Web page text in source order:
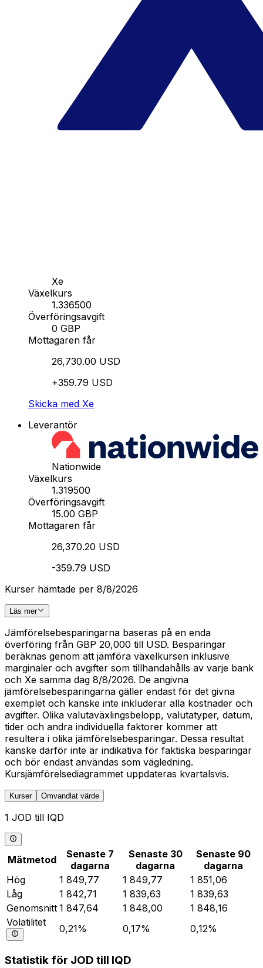
Xe
Växelkurs
1.336500
Överföringsavgift
0 GBP
Mottagaren får
26,730.00 USD
+359.79 USD
Skicka med Xe
Leverantör
Nationwide
Växelkurs
1.319500
Överföringsavgift
15.00 GBP
Mottagaren får
26,370.20 USD
-359.79 USD
Kurser hämtade per 8/8/2026
Läs mer
Jämförelsebesparingarna baseras på en enda
överföring från GBP 20,000 till USD. Besparingar
beräknas genom att jämföra växelkursen inklusive
marginaler och avgifter som tillhandahålls av varje bank
och Xe samma dag 8/8/2026. De angivna
jämförelsebesparingarna gäller endast för det givna
exemplet och kanske inte inkluderar alla kostnader och
avgifter. Olika valutaväxlingsbelopp, valutatyper, datum,
tider och andra individuella faktorer kommer att
resultera i olika jämförelsebesparingar. Dessa resultat
kanske därför inte är indikativa för faktiska besparingar
och bör endast användas som vägledning.
Kursjämförelsediagrammet uppdateras kvartalsvis.
Kurser Omvandlat värde
1 JOD till IQD
Mätmetod
Senaste 7
dagarna
Senaste 30
dagarna
Senaste 90
dagarna
Hög
1 849,77 1 849,77
1 851,06
Låg
1 842,71 1 839,63
1 839,63
Genomsnitt 1 847,64 1 848,00
1 848,16
Volatilitet
0,21% 0,17% 0,12%
Statistik för JOD till IQD